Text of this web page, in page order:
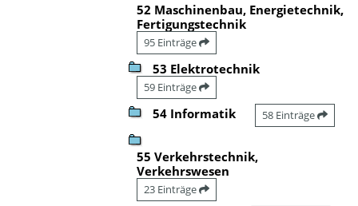
52 Maschinenbau, Energietechnik,
Fertigungstechnik
95 Einträge
53 Elektrotechnik
59 Einträge
54 Informatik 58 Einträge
55 Verkehrstechnik,
Verkehrswesen
23 Einträge